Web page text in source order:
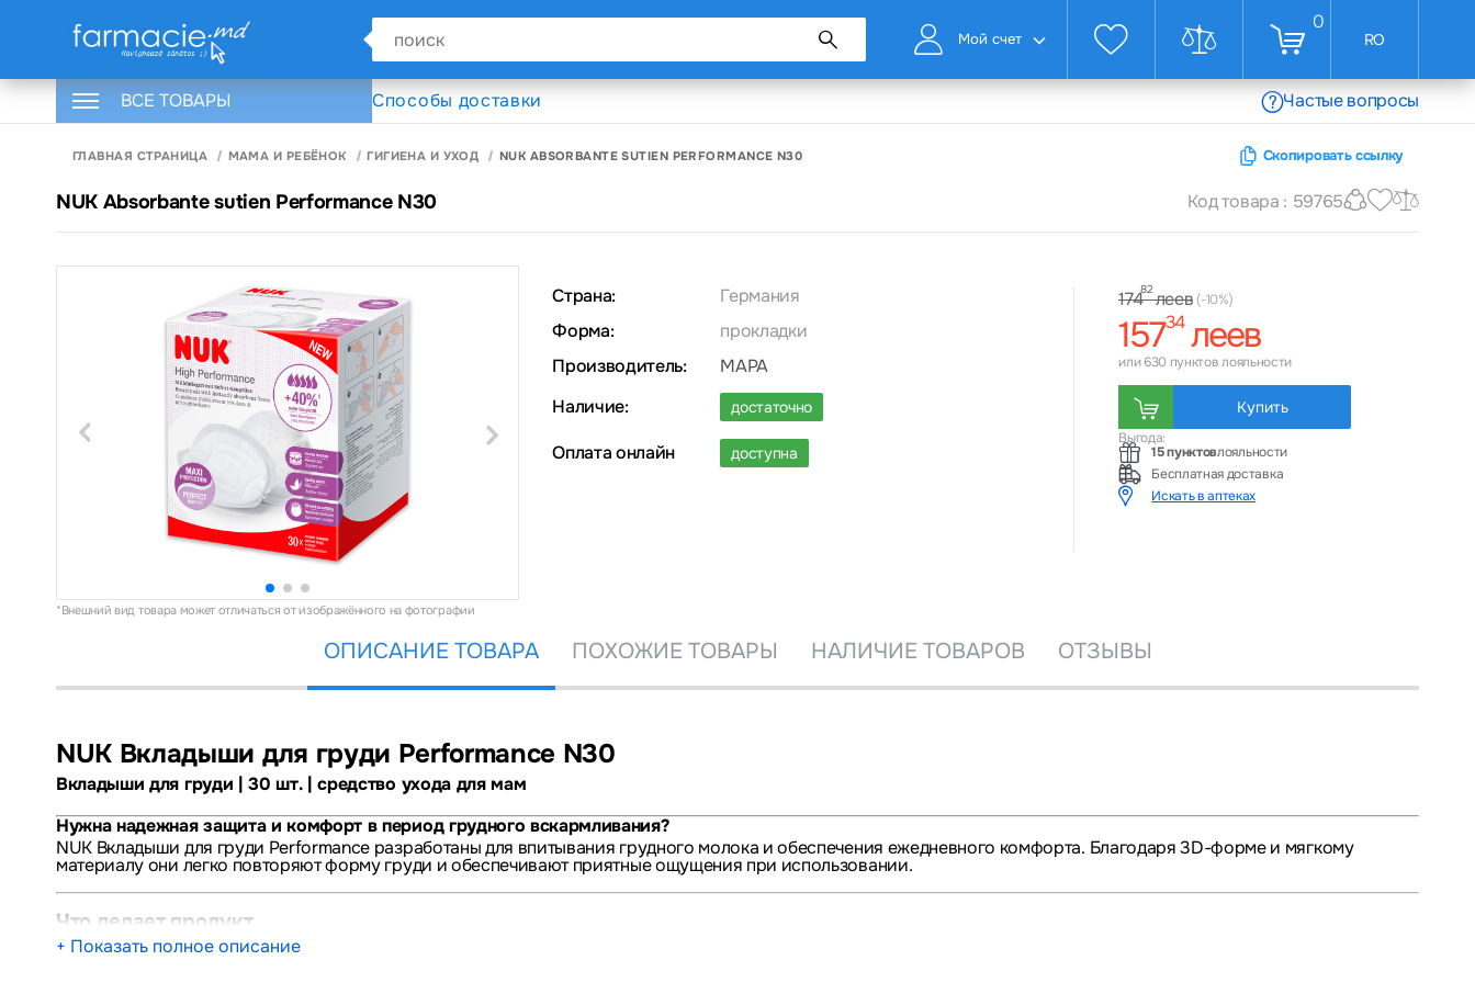
Мой счет
0
RO
ВСЕ ТОВАРЫ Способы доставки Частые вопросы
ГЛАВНАЯ СТРАНИЦА МАМА И РЕБЁНОК ГИГИЕНА И УХОД NUK ABSORBANTE SUTIEN PERFORMANCE N30 Скопировать ссылку
NUK Absorbante sutien Performance N30 Код товара : 59765
*Внешний вид товара может отличаться от изображённого на фотографии
Страна:
Германия
Форма:
прокладки
Производитель:
MAPA
Наличие:
достаточно
Оплата онлайн доступна
17482 леев (-10%)
15734 леев
или 630 пунктов лояльности
Купить
Выгода:
15 пунктовлояльности
Бесплатная доставка
Искать в аптеках
ОПИСАНИЕ ТОВАРА ПОХОЖИЕ ТОВАРЫ НАЛИЧИЕ ТОВАРОВ ОТЗЫВЫ
NUK Вкладыши для груди Performance N30
Вкладыши для груди | 30 шт. | средство ухода для мам
Нужна надежная защита и комфорт в период грудного вскармливания?
NUK Вкладыши для груди Performance разработаны для впитывания грудного молока и обеспечения ежедневного комфорта. Благодаря 3D-форме и мягкому
материалу они легко повторяют форму груди и обеспечивают приятные ощущения при использовании.
Что делает продукт
Обеспечивает эффективное впитывание благодаря абсорбирующему слою из флиса, который быстро впитывает жидкость.
+ Показать полное описание